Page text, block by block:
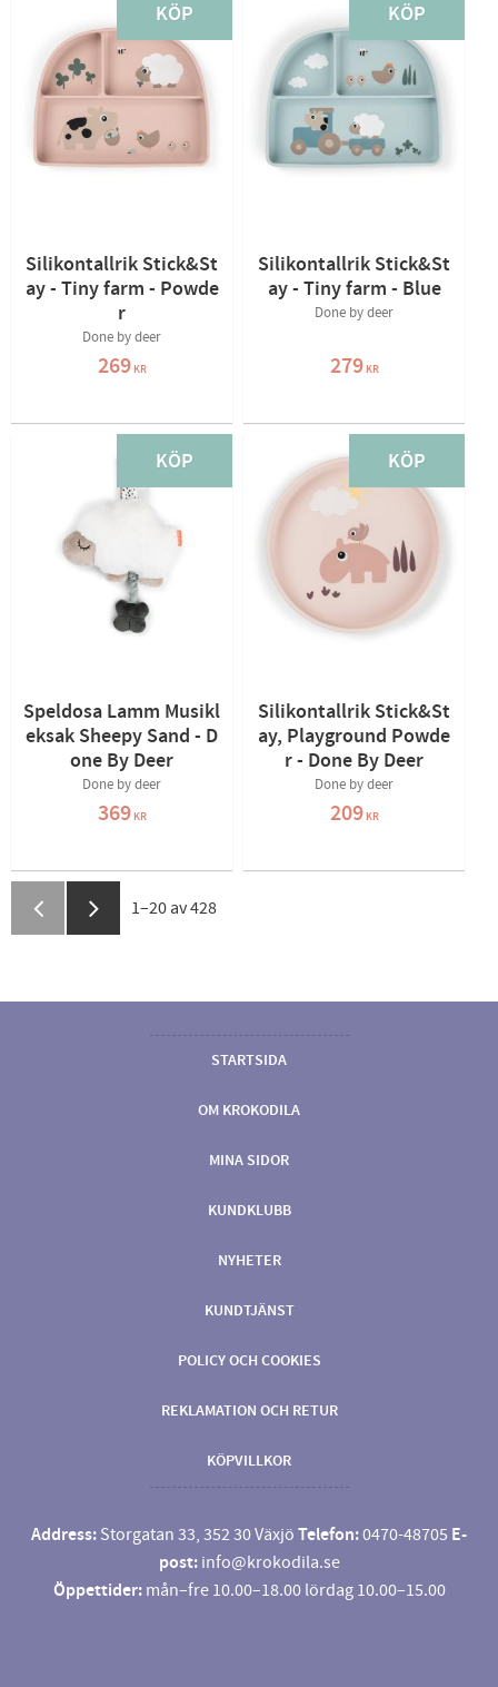
Silikontallrik Stick&St
ay - Tiny farm - Powde
r
Done by deer
269KR
KÖP
Silikontallrik Stick&St
ay - Tiny farm - Blue
Done by deer
279KR
KÖP
Speldosa Lamm Musikl
eksak Sheepy Sand - D
one By Deer
Done by deer
369KR
KÖP
Silikontallrik Stick&St
ay, Playground Powde
r - Done By Deer
Done by deer
209KR
KÖP
1–20 av428
STARTSIDA
OM KROKODILA
MINA SIDOR
KUNDKLUBB
NYHETER
KUNDTJÄNST
POLICY OCH COOKIES
REKLAMATION OCH RETUR
KÖPVILLKOR
Address: Storgatan 33, 352 30 Växjö Telefon:0470-48705 E-
post: info@krokodila.se
Öppettider:mån–fre 10.00–18.00 lördag 10.00–15.00